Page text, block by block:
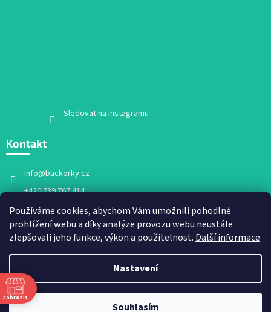
Používáme cookies, abychom Vám umožnili pohodlné
prohlížení webu a díky analýze provozu webu neustále
zlepšovali jeho funkce, výkon a použitelnost. Další informace
Nastavení
Souhlasím
Sledovat na Instagramu
Kontakt
info@backorky.cz
+420 739 767 414
Facebook
backorky.cz
Vytvořil Shoptet
Bačkorky.cz. Všechna práva vyhrazena.
Zobrazit